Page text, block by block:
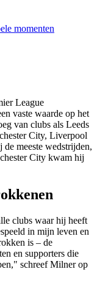
momenten
League
vaste waarde op het
van clubs als Leeds
City, Liverpool
de meeste wedstrijden,
City kwam hij
clubs waar hij heeft
in mijn leven en
is – de
en supporters die
schreef Milner op